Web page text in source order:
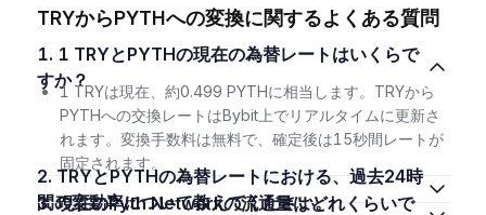
TRYからPYTHへの変換に関するよくある質問
1. 1 TRYとPYTHの現在の為替レートはいくらで
すか？
1 TRYは現在、約0.499 PYTHに相当します。TRYから
PYTHへの交換レートはBybit上でリアルタイムに更新さ
れます。変換手数料は無料で、確定後は15秒間レートが
固定されます。
2. TRYとPYTHの為替レートにおける、過去24時
間の変動率について教えてください。
3. 現在のPyth Networkの流通量はどれくらいで